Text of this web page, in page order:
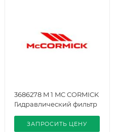
3686278 M 1 MC CORMICK
Гидравлический фильтр
ЗАПРОСИТЬ ЦЕНУ